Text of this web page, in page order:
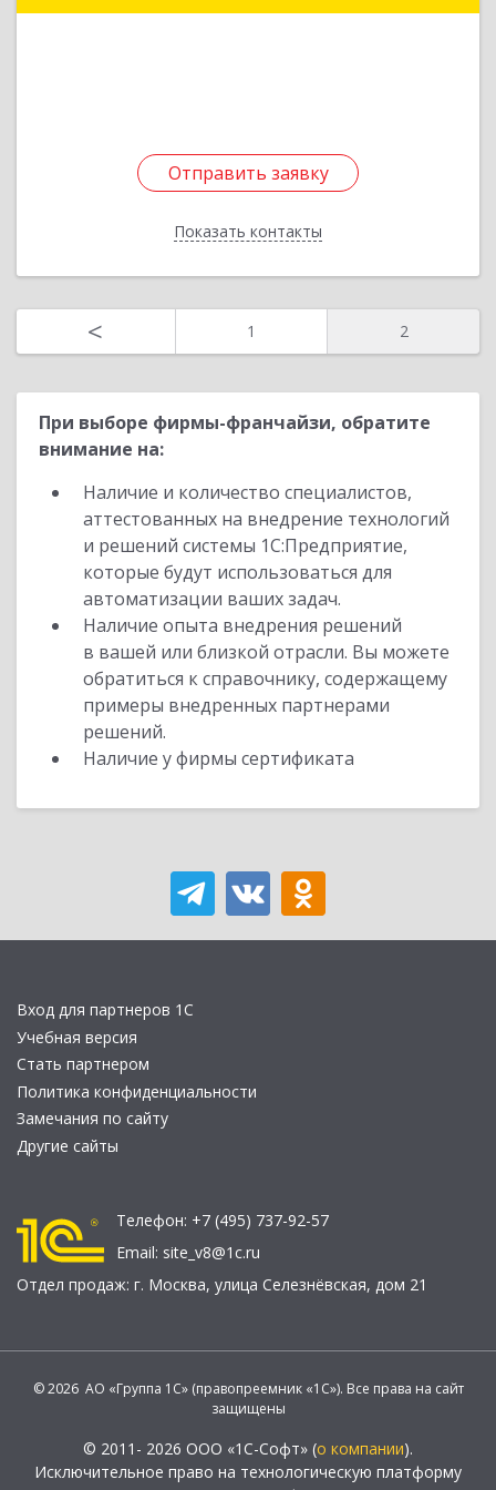
Отправить заявку
Показать контакты
Отправить заявку
Назад
< 1 2
При выборе фирмы-франчайзи, обратите
внимание на:
Наличие и количество специалистов,
аттестованных на внедрение технологий
и решений системы 1С:Предприятие,
которые будут использоваться для
автоматизации ваших задач.
Наличие опыта внедрения решений
в вашей или близкой отрасли. Вы можете
обратиться к справочнику, содержащему
примеры внедренных партнерами
решений.
Наличие у фирмы сертификата
Вход для партнеров 1С
Учебная версия
Стать партнером
Политика конфиденциальности
Замечания по сайту
Другие сайты
Телефон: +7 (495) 737-92-57
Email: site_v8@1c.ru
Отдел продаж: г. Москва, улица Селезнёвская, дом 21
© 2026 АО «Группа 1С» (правопреемник «1С»). Все права на сайт
защищены
© 2011- 2026 ООО «1С-Софт» (о компании).
Исключительное право на технологическую платформу